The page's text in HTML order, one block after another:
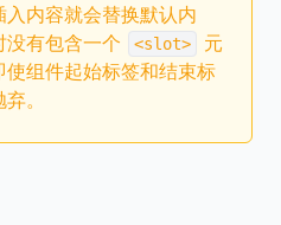
内容就会替换默认内
有包含一个
<slot>
元
组件起始标签和结束标
。